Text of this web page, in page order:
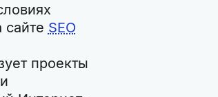
SEO
проекты